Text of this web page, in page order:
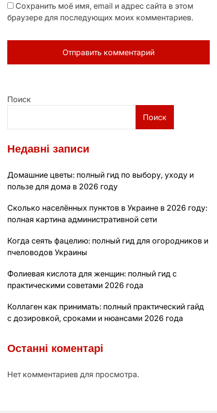
Сохранить моё имя, email и адрес сайта в этом
браузере для последующих моих комментариев.
Поиск
Поиск
Недавні записи
Домашние цветы: полный гид по выбору, уходу и
пользе для дома в 2026 году
Сколько населённых пунктов в Украине в 2026 году:
полная картина административной сети
Когда сеять фацелию: полный гид для огородников и
пчеловодов Украины
Фолиевая кислота для женщин: полный гид с
практическими советами 2026 года
Коллаген как принимать: полный практический гайд
с дозировкой, сроками и нюансами 2026 года
Останні коментарі
Нет комментариев для просмотра.